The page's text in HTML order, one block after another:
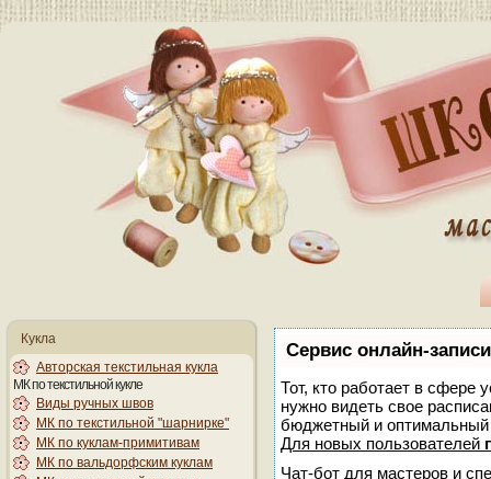
Кукла
Авторская текстильная кукла
МК по текстильной кукле
Виды ручных швов
МК по текстильной "шарнирке"
МК по куклам-примитивам
МК по вальдорфским куклам
Сервис онлайн-
Тот, кто работает в сфере
нужно видеть свое
бюджетный и
Для новых пользователей
Чат-бот для мастеров и